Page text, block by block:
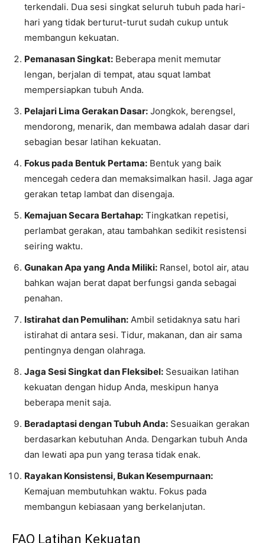
terkendali. Dua sesi singkat seluruh tubuh pada hari-
hari yang tidak berturut-turut sudah cukup untuk
membangun kekuatan.
Pemanasan Singkat: Beberapa menit memutar
lengan, berjalan di tempat, atau squat lambat
mempersiapkan tubuh Anda.
Pelajari Lima Gerakan Dasar: Jongkok, berengsel,
mendorong, menarik, dan membawa adalah dasar dari
sebagian besar latihan kekuatan.
Fokus pada Bentuk Pertama: Bentuk yang baik
mencegah cedera dan memaksimalkan hasil. Jaga agar
gerakan tetap lambat dan disengaja.
Kemajuan Secara Bertahap: Tingkatkan repetisi,
perlambat gerakan, atau tambahkan sedikit resistensi
seiring waktu.
Gunakan Apa yang Anda Miliki: Ransel, botol air, atau
bahkan wajan berat dapat berfungsi ganda sebagai
penahan.
Istirahat dan Pemulihan: Ambil setidaknya satu hari
istirahat di antara sesi. Tidur, makanan, dan air sama
pentingnya dengan olahraga.
Jaga Sesi Singkat dan Fleksibel: Sesuaikan latihan
kekuatan dengan hidup Anda, meskipun hanya
beberapa menit saja.
Beradaptasi dengan Tubuh Anda: Sesuaikan gerakan
berdasarkan kebutuhan Anda. Dengarkan tubuh Anda
dan lewati apa pun yang terasa tidak enak.
Rayakan Konsistensi, Bukan Kesempurnaan:
Kemajuan membutuhkan waktu. Fokus pada
membangun kebiasaan yang berkelanjutan.
FAQ Latihan Kekuatan